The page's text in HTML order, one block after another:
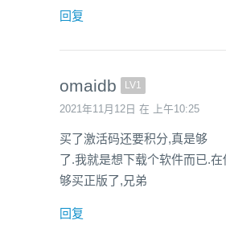
回复
omaidb LV1
2021年11月12日 在 上午10:25
买了激活码还要积分,真是够
了.我就是想下载个软件而已.
够买正版了,兄弟
回复